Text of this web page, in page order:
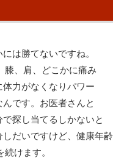
は勝てないですね。
膝、肩、どこかに痛み
力がなくなりパワー
です。お医者さんと
探し当てるしかないと
だいですけど、健康年齢
けます。